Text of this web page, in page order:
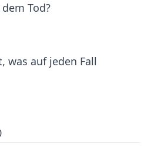
Tod?
was auf jeden Fall